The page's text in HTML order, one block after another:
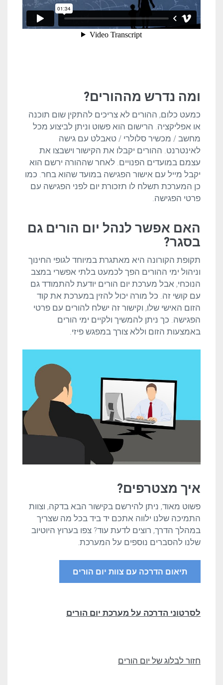
ומה נדרש מההורים?
כמעט כלום, ההורים לא צריכים להתקין שום תוכנה
או אפליקציה. הרישום הוא פשוט וניתן לביצוע מכל
מחשב / מכשיר סלולרי / טאבלט עם גישה
לאינטרנט. ההורים יקבלו את הקישור וישבצו את
עצמם במועדים הפנויים. לאחר שההורה ירשם הוא
יקבל מייל עם אישור הפגישה במועד שהוא בחר. כמו
כן המערכת תשלח לו תזכורת יום לפני הפגישה עם
פרטי הפגישה.
האם אפשר לנהל יום הורים גם
בסגר?
תקופת הקורונה היא מאתגרת במיוחד לגופי החינוך
וניהול ימי ההורים הפך לכמעט בלתי אפשרי במצב
הנוכחי, אבל מערכת יום הורים יודעת להתמודד גם
עם קושי זה. כל מורה יכול להזין במערכת את קוד
הזום האישי שלו, וקישור זה ישלח להורים עם פרטי
הפגישה. כך ניתן להמשיך ולקיים ימי הורים
באמצעות הזום וללא צורך במפגש פיזי.
איך מצטרפים?
פשוט מאוד, ניתן להירשם בקישור הבא בדקה, וצוות
התמיכה שלנו ילווה אתכם יד ביד בכל מה שצריך
במהלך הדרך, רוצים לדעת עוד? צפו בערוץ היוטיוב
שלנו להסברים נוספים על המערכת.
תיאום הדרכה עם צוות יום הורים
לסרטוני הדרכה על מערכת יום הורים
חזור לבלוג של יום הורים